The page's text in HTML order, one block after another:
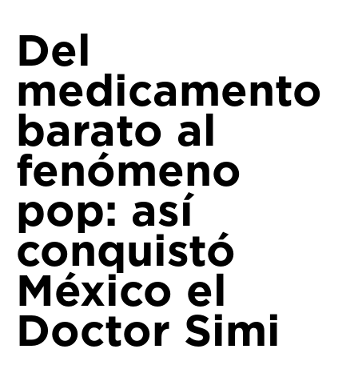
Del
medicamento
barato al
fenómeno
pop: así
conquistó
México el
Doctor Simi